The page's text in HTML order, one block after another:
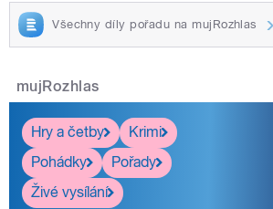
Všechny díly pořadu na mujRozhlas
mujRozhlas
Hry a četby
Krimi
Pohádky
Pořady
Živé vysílání